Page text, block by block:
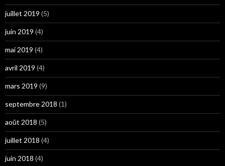
juillet 2019 (5)
juin 2019 (4)
mai 2019 (4)
avril 2019 (4)
mars 2019 (9)
septembre 2018 (1)
août 2018 (5)
juillet 2018 (4)
juin 2018 (4)